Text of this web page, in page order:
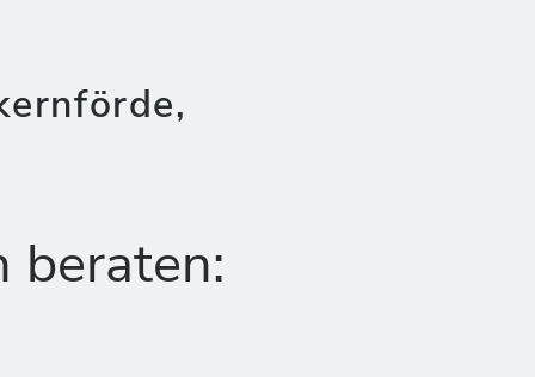
beraten: